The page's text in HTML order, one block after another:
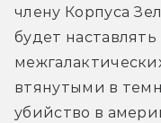
члену Корпуса
будет
втянутыми в
убийство в